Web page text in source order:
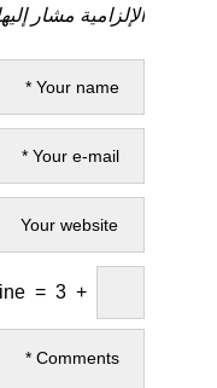
الإلزامية مشار
+
3
=